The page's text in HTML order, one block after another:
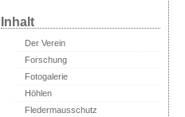
Inhalt
Der Verein
Forschung
Fotogalerie
Höhlen
Fledermausschutz